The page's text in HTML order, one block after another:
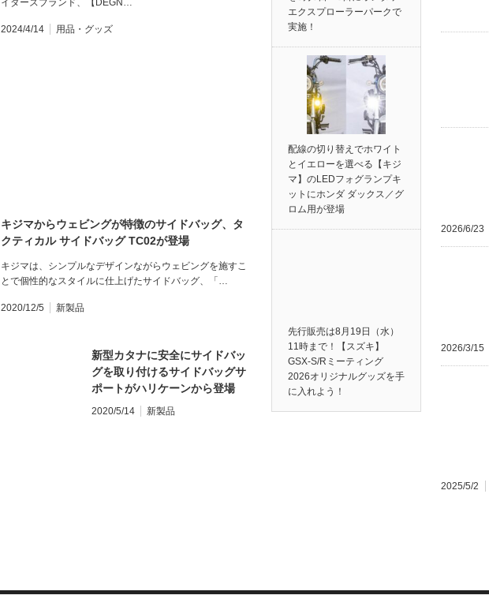
イダーズブランド、【DEGN…
2024/4/14 用品・グッズ
キジマからウェビングが特徴のサイドバッグ、タ
クティカル サイドバッグ TC02が登場
キジマは、シンプルなデザインながらウェビングを施すこ
とで個性的なスタイルに仕上げたサイドバッグ、「…
2020/12/5 新製品
新型カタナに安全にサイドバッ
グを取り付けるサイドバッグサ
ポートがハリケーンから登場
2020/5/14 新製品
エクスプローラーパークで
実施！
配線の切り替えでホワイト
とイエローを選べる【キジ
マ】のLEDフォグランプキ
ットにホンダ ダックス／グ
ロム用が登場
先行販売は8月19日（水）
11時まで！【スズキ】
GSX-S/Rミーティング
2026オリジナルグッズを手
に入れよう！
2026/6/23
2026/3/15
2025/5/2